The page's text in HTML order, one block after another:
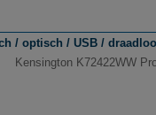
/ optisch / USB /
Kensington K72422WW